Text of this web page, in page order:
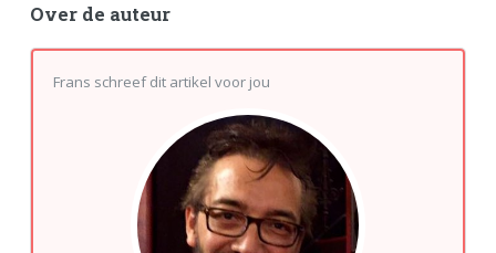
Over de auteur
Frans schreef dit artikel voor jou